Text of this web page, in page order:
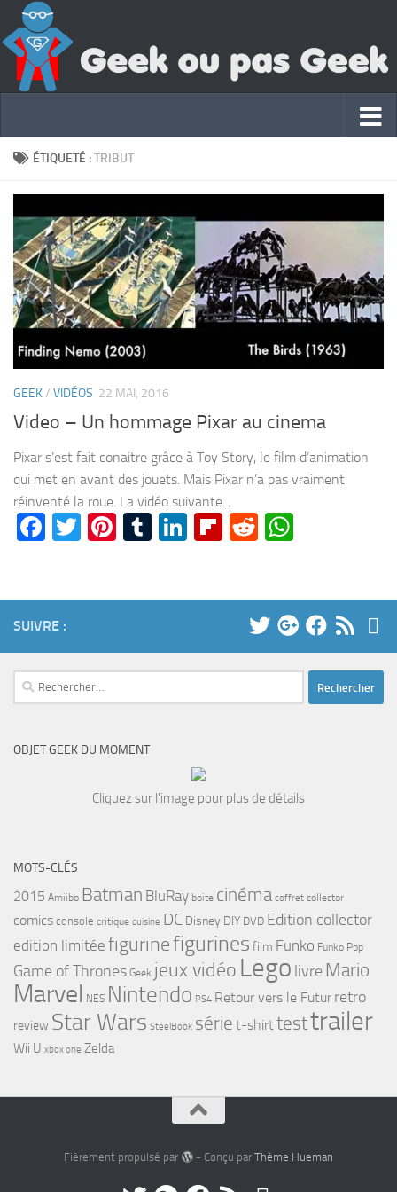
ÉTIQUETÉ :TRIBUT
GEEK/ VIDÉOS 22 MAI, 2016
Video – Un hommage Pixar au cinema
Pixar s’est fait conaitre grâce à Toy Story, le film d’animation
qui met en avant des jouets. Mais Pixar n’a pas vraiment
réinventé la roue. La vidéo suivante...
Facebook
Twitter
Pinterest
Tumblr
LinkedIn
Flipboard
Reddit
SUIVRE :
Rechercher :
OBJET GEEK DU MOMENT
Cliquez sur l'image pour plus de détails
MOTS-CLÉS
2015 Amiibo Batman BluRay boite cinéma coffret collector
comics console critique cuisine DC Disney DIY DVD Edition collector
edition limitée figurinefigurines film Funko Funko Pop
Game of Thrones Geek jeux vidéo Lego livre Mario
Marvel NES Nintendo PS4 Retour vers le Futur retro
review Star Wars SteelBook série t-shirttesttrailer
Wii U xbox one Zelda
Fièrement propulsé par - Conçu par Thème Hueman